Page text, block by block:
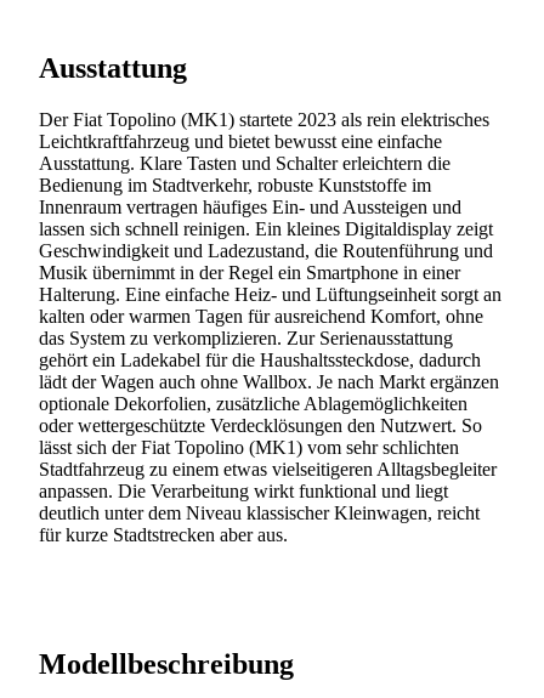
Ausstattung
Der Fiat Topolino (MK1) startete 2023 als rein elektrisches
Leichtkraftfahrzeug und bietet bewusst eine einfache
Ausstattung. Klare Tasten und Schalter erleichtern die
Bedienung im Stadtverkehr, robuste Kunststoffe im
Innenraum vertragen häufiges Ein- und Aussteigen und
lassen sich schnell reinigen. Ein kleines Digitaldisplay zeigt
Geschwindigkeit und Ladezustand, die Routenführung und
Musik übernimmt in der Regel ein Smartphone in einer
Halterung. Eine einfache Heiz- und Lüftungseinheit sorgt an
kalten oder warmen Tagen für ausreichend Komfort, ohne
das System zu verkomplizieren. Zur Serienausstattung
gehört ein Ladekabel für die Haushaltssteckdose, dadurch
lädt der Wagen auch ohne Wallbox. Je nach Markt ergänzen
optionale Dekorfolien, zusätzliche Ablagemöglichkeiten
oder wettergeschützte Verdecklösungen den Nutzwert. So
lässt sich der Fiat Topolino (MK1) vom sehr schlichten
Stadtfahrzeug zu einem etwas vielseitigeren Alltagsbegleiter
anpassen. Die Verarbeitung wirkt funktional und liegt
deutlich unter dem Niveau klassischer Kleinwagen, reicht
für kurze Stadtstrecken aber aus.
Modellbeschreibung